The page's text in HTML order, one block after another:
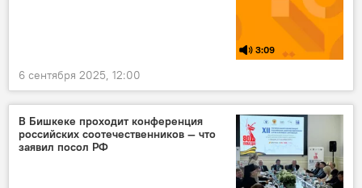
3:09
6 сентября 2025, 12:00
В Бишкеке проходит конференция
российских соотечественников — что
заявил посол РФ